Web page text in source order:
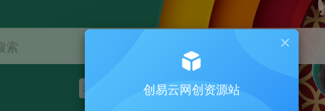
索
项目 引流 短视频 剪辑
创易云网创资源站